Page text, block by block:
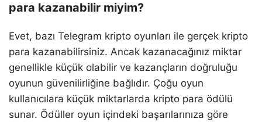
para kazanabilir miyim?
Evet, bazı Telegram kripto oyunları ile gerçek kripto
para kazanabilirsiniz. Ancak kazanacağınız miktar
genellikle küçük olabilir ve kazançların doğruluğu
oyunun güvenilirliğine bağlıdır. Çoğu oyun
kullanıcılara küçük miktarlarda kripto para ödülü
sunar. Ödüller oyun içindeki başarılarınıza göre